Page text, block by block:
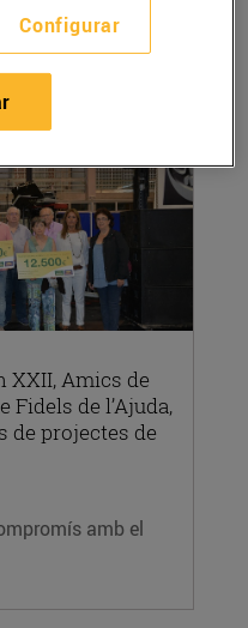
juntament amb
la Mobilitat i el...
XXII, Amics de
Fidels de l’Ajuda,
de projectes de
amb el
Configurar